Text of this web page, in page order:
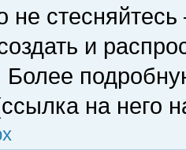
не
и
Более
на него